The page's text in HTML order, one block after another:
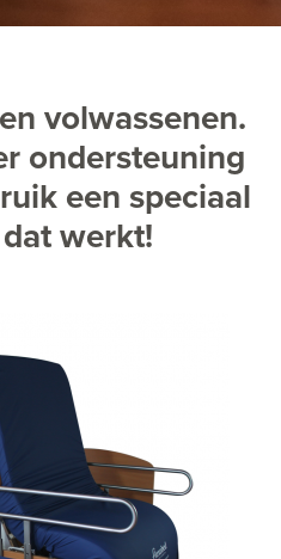
volwassenen.
ondersteuning
een speciaal
werkt!